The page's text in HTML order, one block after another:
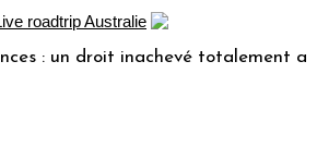
un droit inachevé totalement